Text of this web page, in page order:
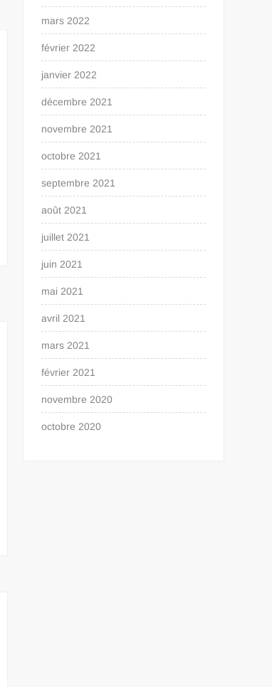
mars 2022
février 2022
janvier 2022
décembre 2021
novembre 2021
octobre 2021
septembre 2021
août 2021
juillet 2021
juin 2021
mai 2021
avril 2021
mars 2021
février 2021
novembre 2020
octobre 2020